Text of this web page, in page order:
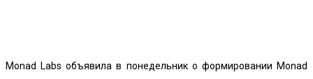
Monad Labs объявила в понедельник о формировании Monad